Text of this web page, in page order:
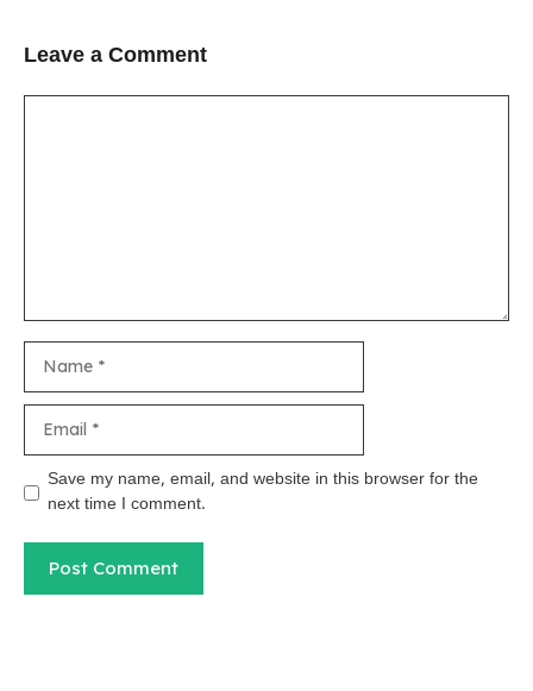
Leave a Comment
Save my name, email, and website in this browser for the
next time I comment.